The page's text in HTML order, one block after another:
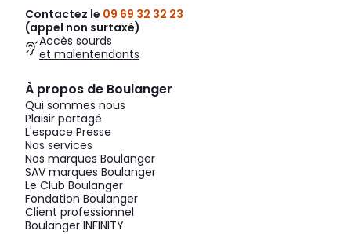
Contactez le 09 69 32 32 23
(appel non surtaxé)
Accès sourds
et malentendants
À propos de Boulanger
Qui sommes nous
Plaisir partagé
L'espace Presse
Nos services
Nos marques Boulanger
SAV marques Boulanger
Le Club Boulanger
Fondation Boulanger
Client professionnel
Boulanger INFINITY